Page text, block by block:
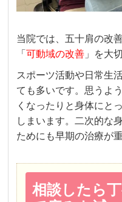
当院では、五十肩の改
「可動域の改善 」を大
スポーツ活動や日常生
ても多いです。思うよ
くなったりと身体にと
しまいます。二次的な
ためにも早期の治療が重
相談したら